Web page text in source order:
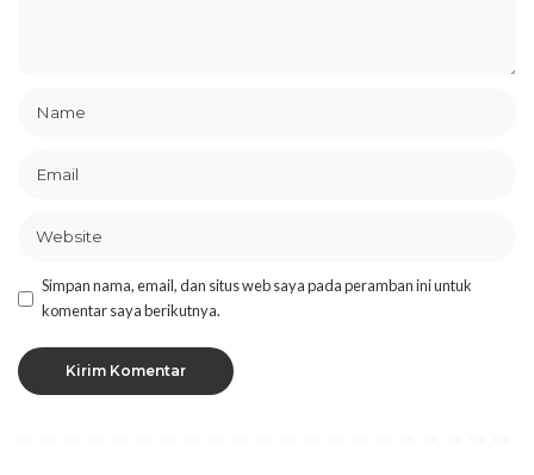
Simpan nama, email, dan situs web saya pada peramban ini untuk
komentar saya berikutnya.